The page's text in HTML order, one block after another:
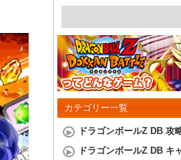
カテゴリー一覧
ドラゴンボールZ DB 攻
ドラゴンボールZ DB キ